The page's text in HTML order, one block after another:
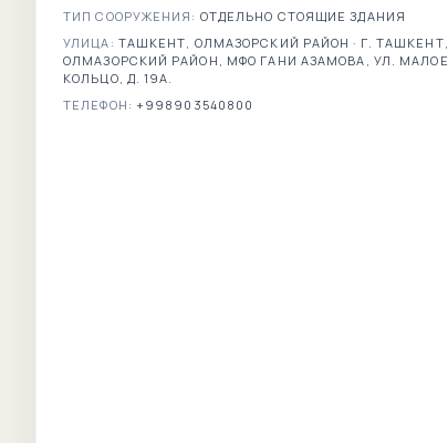
ТИП СООРУЖЕНИЯ: ОТДЕЛЬНО СТОЯЩИЕ ЗДАНИЯ
УЛИЦА: ТАШКЕНТ, ОЛМАЗОРСКИЙ РАЙОН · Г. ТАШКЕНТ,
ОЛМАЗОРСКИЙ РАЙОН, МФО ГАНИ АЗАМОВА, УЛ. МАЛОЕ
КОЛЬЦО, Д. 19А.
ТЕЛЕФОН: +998903540800